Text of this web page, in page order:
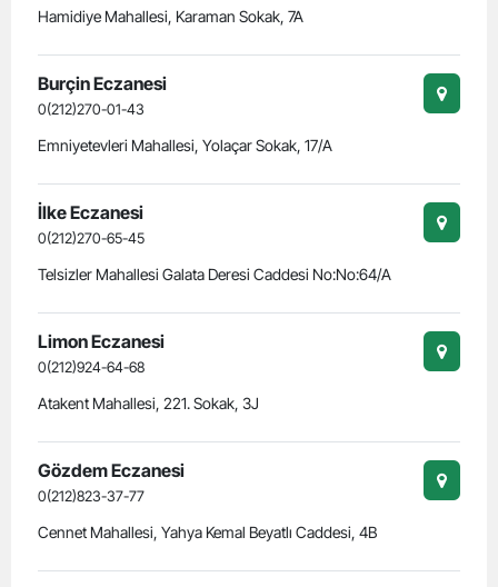
Hamidiye Mahallesi, Karaman Sokak, 7A
Burçin Eczanesi
0(212)270-01-43
Emniyetevleri Mahallesi, Yolaçar Sokak, 17/A
İlke Eczanesi
0(212)270-65-45
Telsizler Mahallesi Galata Deresi Caddesi No:No:64/A
Limon Eczanesi
0(212)924-64-68
Atakent Mahallesi, 221. Sokak, 3J
Gözdem Eczanesi
0(212)823-37-77
Cennet Mahallesi, Yahya Kemal Beyatlı Caddesi, 4B